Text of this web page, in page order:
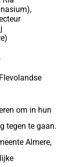
om in hun
tegen te gaan.
Almere,